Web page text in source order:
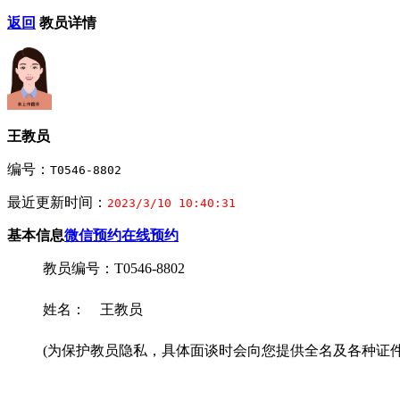
返回 教员详情
王教员
编号： T0546-8802
最近更新时间： 2023/3/10 10:40:31
基本信息微信预约在线预约
教员编号：T0546-8802
姓名： 王教员
(为保护教员隐私，具体面谈时会向您提供全名及各种证